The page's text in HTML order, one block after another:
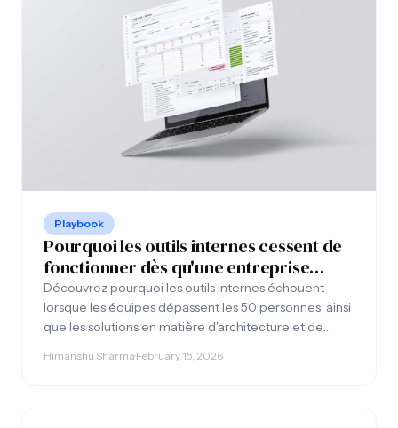
Playbook
Pourquoi les outils internes cessent de
fonctionner dès qu'une entreprise
atteint les 50 employés (et comment y
remédier)
Découvrez pourquoi les outils internes échouent
lorsque les équipes dépassent les 50 personnes, ainsi
que les solutions en matière d'architecture et de
Himanshu Sharma·February 15, 2026